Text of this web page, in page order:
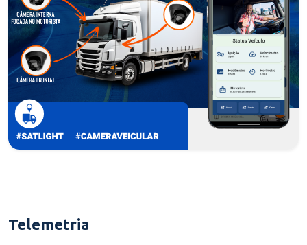
Telemetria